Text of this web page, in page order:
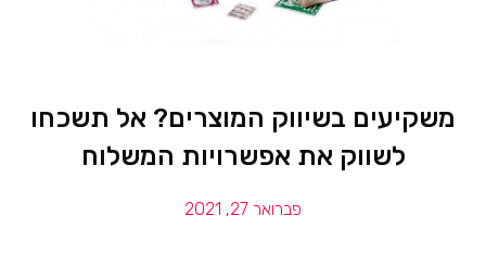
משקיעים בשיווק המוצרים? אל תשכחו
לשווק את אפשרויות המשלוח
פברואר 27, 2021